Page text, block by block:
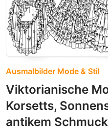
Ausmalbilder Mode & Stil
Viktorianische
Korsetts,
antikem